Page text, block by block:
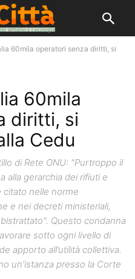
60mila operatori senza diritti, si
60mila
diritti, si
Cedu
di Rete ONU: "Purtroppo il
alla gerarchia dei rifiuti e
nelle norme
e nei decreti ministeriali,
Questo condanna
sotto ogni livello di
apporto all’utilità collettiva.
un’istanza presso la Corte